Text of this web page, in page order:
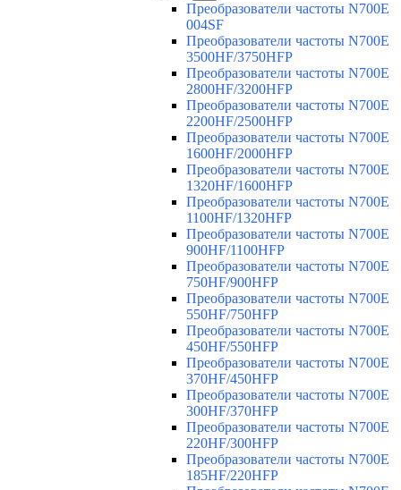
Преобразователи частоты N700E
004SF
Преобразователи частоты N700E
3500HF/3750HFP
Преобразователи частоты N700E
2800HF/3200HFP
Преобразователи частоты N700E
2200HF/2500HFP
Преобразователи частоты N700E
1600HF/2000HFP
Преобразователи частоты N700E
1320HF/1600HFP
Преобразователи частоты N700E
1100HF/1320HFP
Преобразователи частоты N700E
900HF/1100HFP
Преобразователи частоты N700E
750HF/900HFP
Преобразователи частоты N700E
550HF/750HFP
Преобразователи частоты N700E
450HF/550HFP
Преобразователи частоты N700E
370HF/450HFP
Преобразователи частоты N700E
300HF/370HFP
Преобразователи частоты N700E
220HF/300HFP
Преобразователи частоты N700E
185HF/220HFP